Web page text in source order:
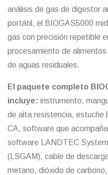
análisis de gas de digestor
portátil, el BIOGAS5000
gas con precisión repetible
procesamiento de
de aguas residuales.
El paquete completo
incluye: instrumento,
de alta resistencia, estuche
CA, software que
software LANDTEC
(LSGAM), cable de
metano, dióxido de